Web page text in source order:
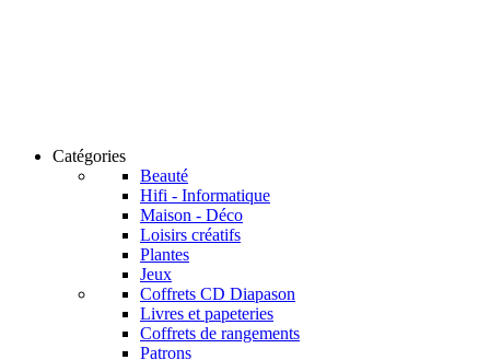
Catégories
Beauté
Hifi - Informatique
Maison - Déco
Loisirs créatifs
Plantes
Jeux
Coffrets CD Diapason
Livres et papeteries
Coffrets de rangements
Patrons